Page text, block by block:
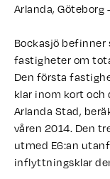
Arlanda, Göteborg
Bockasjö befinner
fastigheter om
Den första
klar inom kort och
Arlanda Stad,
våren 2014. Den
utmed E6:an
inflyttningsklar